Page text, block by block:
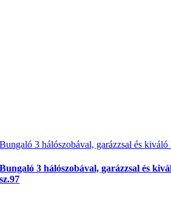
Bungaló 3 hálószobával, garázzsal és
Bungaló 3 hálószobával, garázzsal és
sz.97